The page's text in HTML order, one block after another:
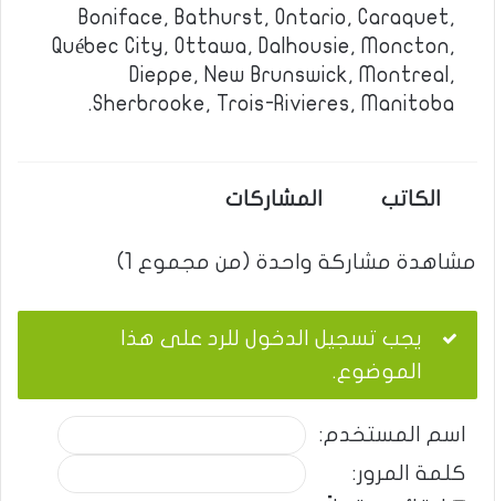
Boniface, Bathurst, Ontario, Caraquet,
Québec City, Ottawa, Dalhousie, Moncton,
Dieppe, New Brunswick, Montreal,
Sherbrooke, Trois-Rivieres, Manitoba.
الكاتب المشاركات
مشاهدة مشاركة واحدة (من مجموع 1)
يجب تسجيل الدخول للرد على هذا
الموضوع.
اسم المستخدم:
كلمة المرور: